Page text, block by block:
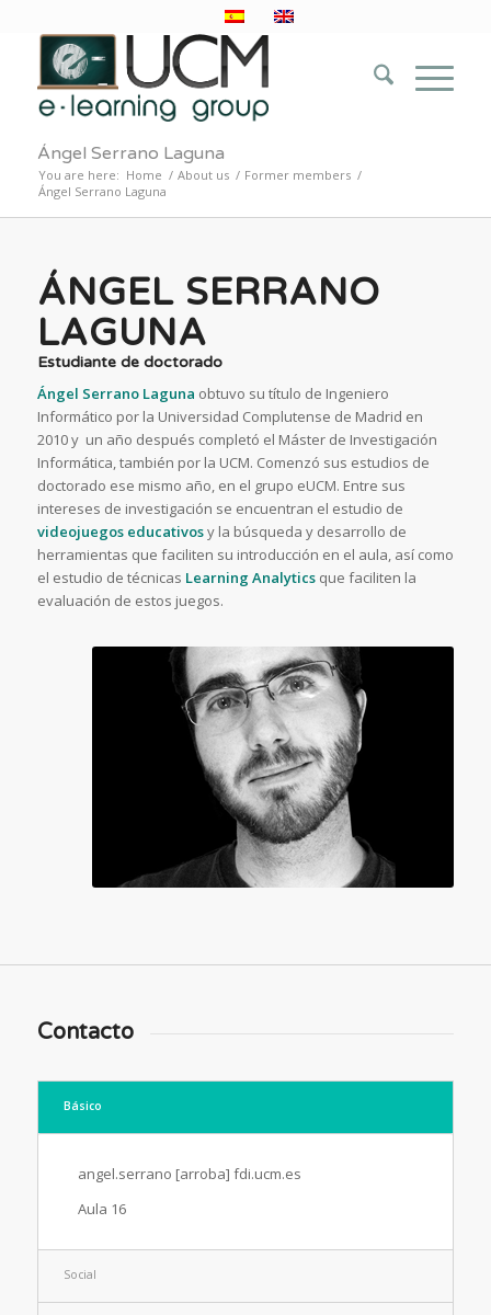
Ángel Serrano Laguna
You are here: Home / About us / Former members /
Ángel Serrano Laguna
ÁNGEL SERRANO
LAGUNA
Estudiante de doctorado
Ángel Serrano Laguna obtuvo su título de Ingeniero
Informático por la Universidad Complutense de Madrid en
2010 y un año después completó el Máster de Investigación
Informática, también por la UCM. Comenzó sus estudios de
doctorado ese mismo año, en el grupo eUCM. Entre sus
intereses de investigación se encuentran el estudio de
videojuegos educativosy la búsqueda y desarrollo de
herramientas que faciliten su introducción en el aula, así como
el estudio de técnicas Learning Analyticsque faciliten la
evaluación de estos juegos.
Contacto
Básico
angel.serrano [arroba] fdi.ucm.es
Aula 16
Social